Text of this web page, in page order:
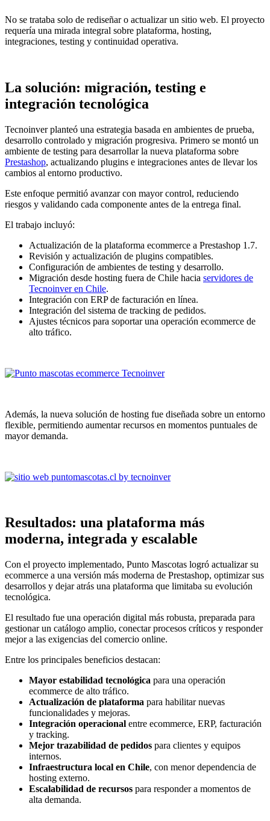
No se trataba solo de rediseñar o actualizar un sitio web. El proyecto
requería una mirada integral sobre plataforma, hosting,
integraciones, testing y continuidad operativa.
La solución: migración, testing e
integración tecnológica
Tecnoinver planteó una estrategia basada en ambientes de prueba,
desarrollo controlado y migración progresiva. Primero se montó un
ambiente de testing para desarrollar la nueva plataforma sobre
Prestashop, actualizando plugins e integraciones antes de llevar los
cambios al entorno productivo.
Este enfoque permitió avanzar con mayor control, reduciendo
riesgos y validando cada componente antes de la entrega final.
El trabajo incluyó:
Actualización de la plataforma ecommerce a Prestashop 1.7.
Revisión y actualización de plugins compatibles.
Configuración de ambientes de testing y desarrollo.
Migración desde hosting fuera de Chile hacia servidores de
Tecnoinver en Chile.
Integración con ERP de facturación en línea.
Integración del sistema de tracking de pedidos.
Ajustes técnicos para soportar una operación ecommerce de
alto tráfico.
Además, la nueva solución de hosting fue diseñada sobre un entorno
flexible, permitiendo aumentar recursos en momentos puntuales de
mayor demanda.
Resultados: una plataforma más
moderna, integrada y escalable
Con el proyecto implementado, Punto Mascotas logró actualizar su
ecommerce a una versión más moderna de Prestashop, optimizar sus
desarrollos y dejar atrás una plataforma que limitaba su evolución
tecnológica.
El resultado fue una operación digital más robusta, preparada para
gestionar un catálogo amplio, conectar procesos críticos y responder
mejor a las exigencias del comercio online.
Entre los principales beneficios destacan:
Mayor estabilidad tecnológica para una operación
ecommerce de alto tráfico.
Actualización de plataforma para habilitar nuevas
funcionalidades y mejoras.
Integración operacional entre ecommerce, ERP, facturación
y tracking.
Mejor trazabilidad de pedidos para clientes y equipos
internos.
Infraestructura local en Chile, con menor dependencia de
hosting externo.
Escalabilidad de recursos para responder a momentos de
alta demanda.